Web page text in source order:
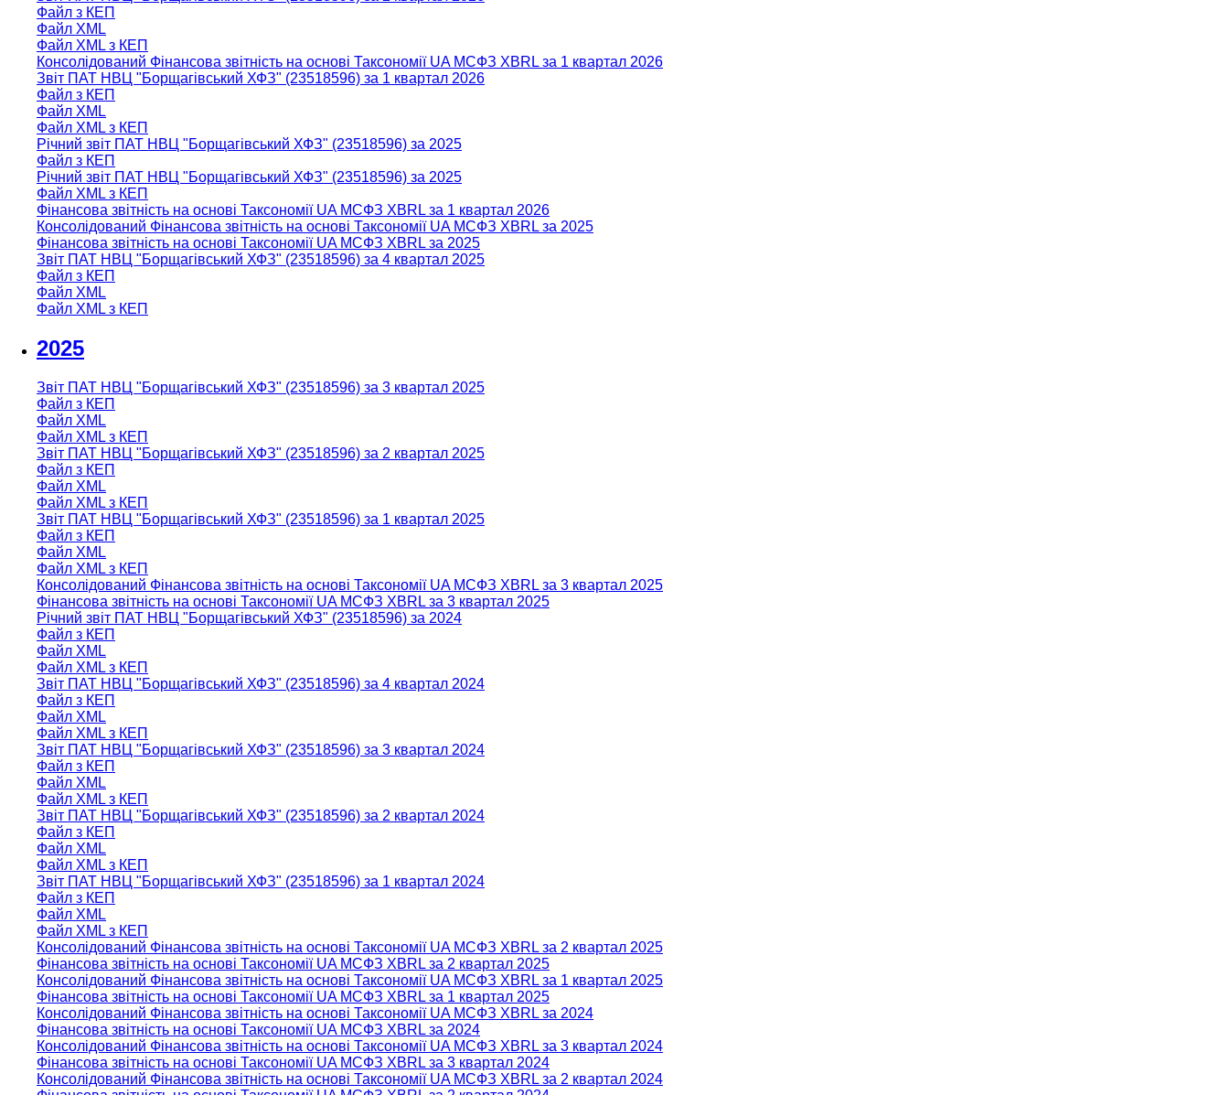
Файл з КЕП
Файл XML
Файл XML з КЕП
Консолідований Фінансова звітність на основі Таксономії UA МСФЗ XBRL за 1 квартал 2026
Звіт ПАТ НВЦ "Борщагiвський ХФЗ" (23518596) за 1 квартал 2026
Файл з КЕП
Файл XML
Файл XML з КЕП
Річний звіт ПАТ НВЦ "Борщагiвський ХФЗ" (23518596) за 2025
Файл з КЕП
Річний звіт ПАТ НВЦ "Борщагiвський ХФЗ" (23518596) за 2025
Файл XML з КЕП
Фінансова звітність на основі Таксономії UA МСФЗ XBRL за 1 квартал 2026
Консолідований Фінансова звітність на основі Таксономії UA МСФЗ XBRL за 2025
Фінансова звітність на основі Таксономії UA МСФЗ XBRL за 2025
Звіт ПАТ НВЦ "Борщагiвський ХФЗ" (23518596) за 4 квартал 2025
Файл з КЕП
Файл XML
Файл XML з КЕП
2025
Звіт ПАТ НВЦ "Борщагiвський ХФЗ" (23518596) за 3 квартал 2025
Файл з КЕП
Файл XML
Файл XML з КЕП
Звіт ПАТ НВЦ "Борщагiвський ХФЗ" (23518596) за 2 квартал 2025
Файл з КЕП
Файл XML
Файл XML з КЕП
Звіт ПАТ НВЦ "Борщагiвський ХФЗ" (23518596) за 1 квартал 2025
Файл з КЕП
Файл XML
Файл XML з КЕП
Консолідований Фінансова звітність на основі Таксономії UA МСФЗ XBRL за 3 квартал 2025
Фінансова звітність на основі Таксономії UA МСФЗ XBRL за 3 квартал 2025
Річний звіт ПАТ НВЦ "Борщагiвський ХФЗ" (23518596) за 2024
Файл з КЕП
Файл XML
Файл XML з КЕП
Звіт ПАТ НВЦ "Борщагiвський ХФЗ" (23518596) за 4 квартал 2024
Файл з КЕП
Файл XML
Файл XML з КЕП
Звіт ПАТ НВЦ "Борщагiвський ХФЗ" (23518596) за 3 квартал 2024
Файл з КЕП
Файл XML
Файл XML з КЕП
Звіт ПАТ НВЦ "Борщагiвський ХФЗ" (23518596) за 2 квартал 2024
Файл з КЕП
Файл XML
Файл XML з КЕП
Звіт ПАТ НВЦ "Борщагiвський ХФЗ" (23518596) за 1 квартал 2024
Файл з КЕП
Файл XML
Файл XML з КЕП
Консолідований Фінансова звітність на основі Таксономії UA МСФЗ XBRL за 2 квартал 2025
Фінансова звітність на основі Таксономії UA МСФЗ XBRL за 2 квартал 2025
Консолідований Фінансова звітність на основі Таксономії UA МСФЗ XBRL за 1 квартал 2025
Фінансова звітність на основі Таксономії UA МСФЗ XBRL за 1 квартал 2025
Консолідований Фінансова звітність на основі Таксономії UA МСФЗ XBRL за 2024
Фінансова звітність на основі Таксономії UA МСФЗ XBRL за 2024
Консолідований Фінансова звітність на основі Таксономії UA МСФЗ XBRL за 3 квартал 2024
Фінансова звітність на основі Таксономії UA МСФЗ XBRL за 3 квартал 2024
Консолідований Фінансова звітність на основі Таксономії UA МСФЗ XBRL за 2 квартал 2024